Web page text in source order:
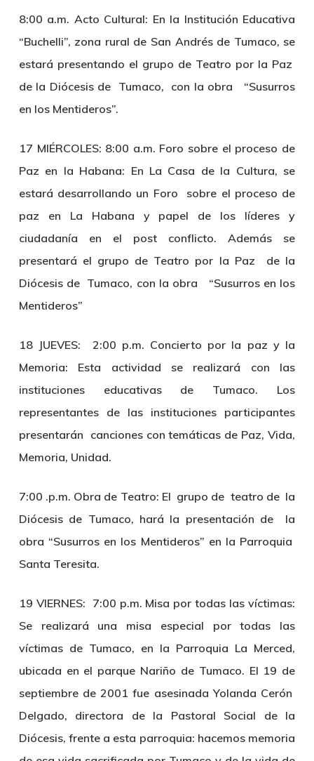
8:00 a.m. Acto Cultural: En la Institución Educativa
“Buchelli”, zona rural de San Andrés de Tumaco, se
estará presentando el grupo de Teatro por la Paz
de la Diócesis de Tumaco, con la obra “Susurros
en los Mentideros”.
17 MIÉRCOLES: 8:00 a.m. Foro sobre el proceso de
Paz en la Habana: En La Casa de la Cultura, se
estará desarrollando un Foro sobre el proceso de
paz en La Habana y papel de los líderes y
ciudadanía en el post conflicto. Además se
presentará el grupo de Teatro por la Paz de la
Diócesis de Tumaco, con la obra “Susurros en los
Mentideros”
18 JUEVES: 2:00 p.m. Concierto por la paz y la
Memoria: Esta actividad se realizará con las
instituciones educativas de Tumaco. Los
representantes de las instituciones participantes
presentarán canciones con temáticas de Paz, Vida,
Memoria, Unidad.
7:00 .p.m. Obra de Teatro: El grupo de teatro de la
Diócesis de Tumaco, hará la presentación de la
obra “Susurros en los Mentideros” en la Parroquia
Santa Teresita.
19 VIERNES: 7:00 p.m. Misa por todas las víctimas:
Se realizará una misa especial por todas las
víctimas de Tumaco, en la Parroquia La Merced,
ubicada en el parque Nariño de Tumaco. El 19 de
septiembre de 2001 fue asesinada Yolanda Cerón
Delgado, directora de la Pastoral Social de la
Diócesis, frente a esta parroquia: hacemos memoria